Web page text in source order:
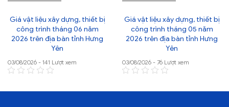
Giá vật liệu xây dựng, thiết bị
công trình tháng 06 năm
2026 trên địa bàn tỉnh Hưng
Yên
03/08/2026 - 141 Lượt xem
Giá vật liệu xây dựng, thiết bị
công trình tháng 05 năm
2026 trên địa bàn tỉnh Hưng
Yên
03/08/2026 - 76 Lượt xem